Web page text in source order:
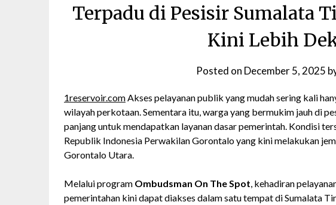
Terpadu di Pesisir Sumalata
Kini Lebih
Posted on December 5, 2025
1reservoir.comAkses pelayanan publik yang mudah sering kali
wilayah perkotaan. Sementara itu, warga yang bermukim jauh di
panjang untuk mendapatkan layanan dasar pemerintah. Kondisi
Republik Indonesia Perwakilan Gorontalo yang kini melakukan
Gorontalo Utara.
Melalui program Ombudsman On The Spot, kehadiran
pemerintahan kini dapat diakses dalam satu tempat di Sumalata